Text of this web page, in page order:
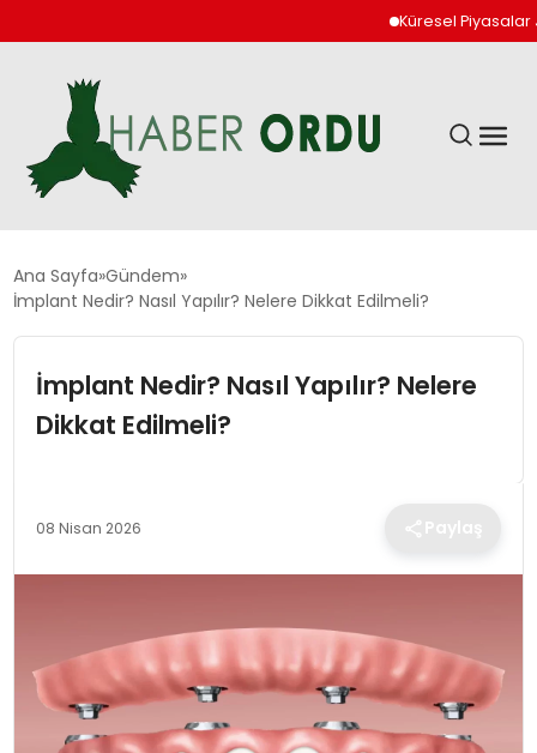
Küresel Piyasalar
GÜNDEM
DÜNYA
EKONOMI
MAGAZIN
Ana Sayfa Gündem
İmplant Nedir? Nasıl Yapılır? Nelere Dikkat Edilmeli?
İmplant Nedir? Nasıl Yapılır? Nelere
Dikkat Edilmeli?
08 Nisan 2026